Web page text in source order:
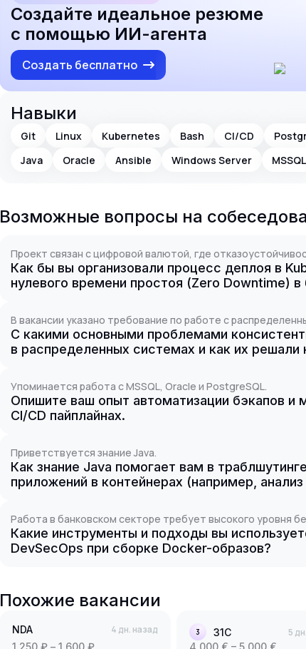
Создайте идеальное резюме
с помощью ИИ-агента
Создать бесплатно
Навыки
Git Linux Kubernetes Bash CI/CD
Java
Oracle Ansible Windows Server MSSQL
Возможные вопросы на
Проект связан с цифровой валютой, где
Как бы вы организовали процесс деплоя в
нулевого времени простоя (Zero Downtime)
В вакансии указано требование по работе с
С какими основными проблемами
в распределенных системах и как их решали
Упоминается работа с MSSQL, Oracle и PostgreSQL.
Опишите ваш опыт автоматизации бэкапов и
CI/CD пайплайнах.
Приветствуется знание Java.
Как знание Java помогает вам в
приложений в контейнерах (например,
Работа в банковском секторе требует высокого уровня
Какие инструменты и подходы вы
DevSecOps при сборке Docker-образов?
Похожие вакансии
NDA
4 дн. назад
1 250 ₽ – 1 600 ₽
3 31С
5
4 000 € – 5 000 €